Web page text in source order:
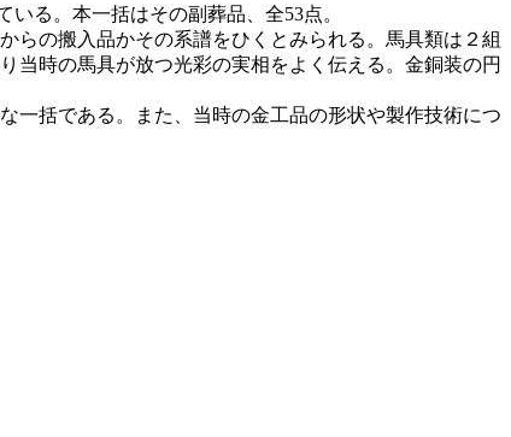
る。本一括はその副葬品、全53点。
の搬入品かその系譜をひくとみられる。馬具類は２組
当時の馬具が放つ光彩の実相をよく伝える。金銅装の円
一括である。また、当時の金工品の形状や製作技術につ